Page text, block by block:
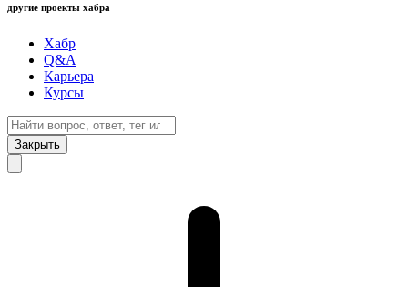
другие проекты хабра
Хабр
Q&A
Карьера
Курсы
Закрыть